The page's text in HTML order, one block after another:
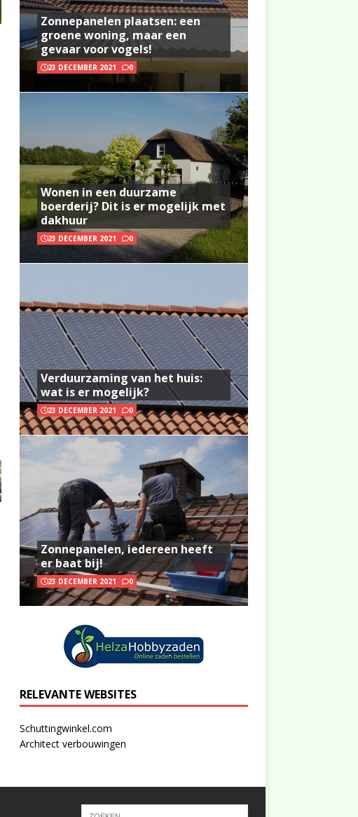
Zonnepanelen plaatsen: een
groene woning, maar een
gevaar voor vogels!
23 DECEMBER 2021 0
Wonen in een duurzame
boerderij? Dit is er mogelijk met
dakhuur
23 DECEMBER 2021 0
Verduurzaming van het huis:
wat is er mogelijk?
23 DECEMBER 2021 0
Zonnepanelen, iedereen heeft
er baat bij!
23 DECEMBER 2021 0
RELEVANTE WEBSITES
Schuttingwinkel.com
Architect verbouwingen